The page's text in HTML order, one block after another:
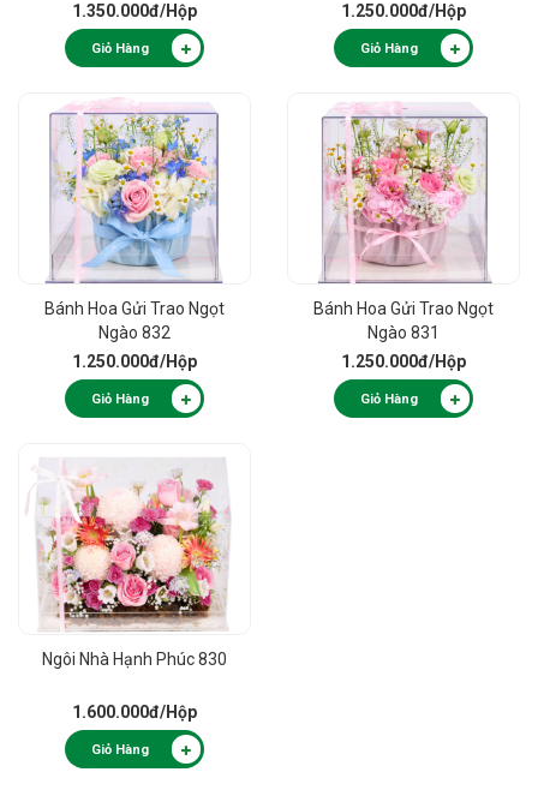
1.350.000đ/Hộp
Giỏ Hàng
1.250.000đ/Hộp
Giỏ Hàng
Bánh Hoa Gửi Trao Ngọt
Ngào 832
1.250.000đ/Hộp
Giỏ Hàng
Bánh Hoa Gửi Trao Ngọt
Ngào 831
1.250.000đ/Hộp
Giỏ Hàng
Ngôi Nhà Hạnh Phúc 830
1.600.000đ/Hộp
Giỏ Hàng